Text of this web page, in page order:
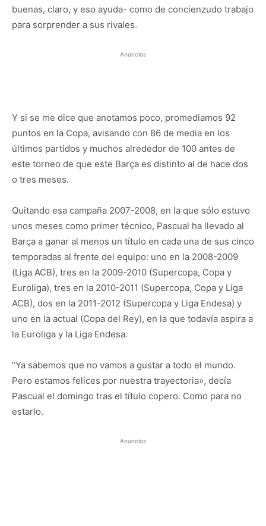
buenas, claro, y eso ayuda- como de concienzudo trabajo
para sorprender a sus rivales.
Anuncios
Y si se me dice que anotamos poco, promediamos 92
puntos en la Copa, avisando con 86 de media en los
últimos partidos y muchos alrededor de 100 antes de
este torneo de que este Barça es distinto al de hace dos
o tres meses.
Quitando esa campaña 2007-2008, en la que sólo estuvo
unos meses como primer técnico, Pascual ha llevado al
Barça a ganar al menos un título en cada una de sus cinco
temporadas al frente del equipo: uno en la 2008-2009
(Liga ACB), tres en la 2009-2010 (Supercopa, Copa y
Euroliga), tres en la 2010-2011 (Supercopa, Copa y Liga
ACB), dos en la 2011-2012 (Supercopa y Liga Endesa) y
uno en la actual (Copa del Rey), en la que todavía aspira a
la Euroliga y la Liga Endesa.
“Ya sabemos que no vamos a gustar a todo el mundo.
Pero estamos felices por nuestra trayectoria», decía
Pascual el domingo tras el título copero. Como para no
estarlo.
Anuncios